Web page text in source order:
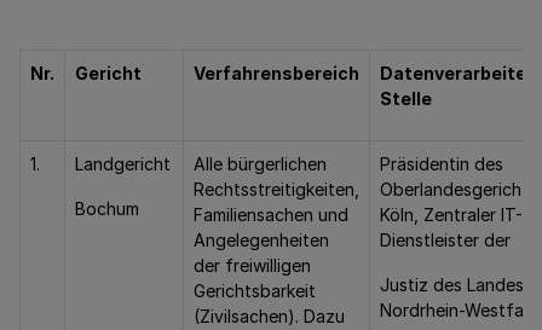
Nr. Gericht Verfahrensbereich
Stelle
1. Landgericht
Bochum
Alle bürgerlichen
Rechtsstreitigkeiten,
Familiensachen und
Angelegenheiten
der freiwilligen
Gerichtsbarkeit
(Zivilsachen). Dazu
Präsidentin des
Oberlandesgerichts
Köln, Zentraler IT-
Dienstleister der
Justiz des Landes
Nordrhein-